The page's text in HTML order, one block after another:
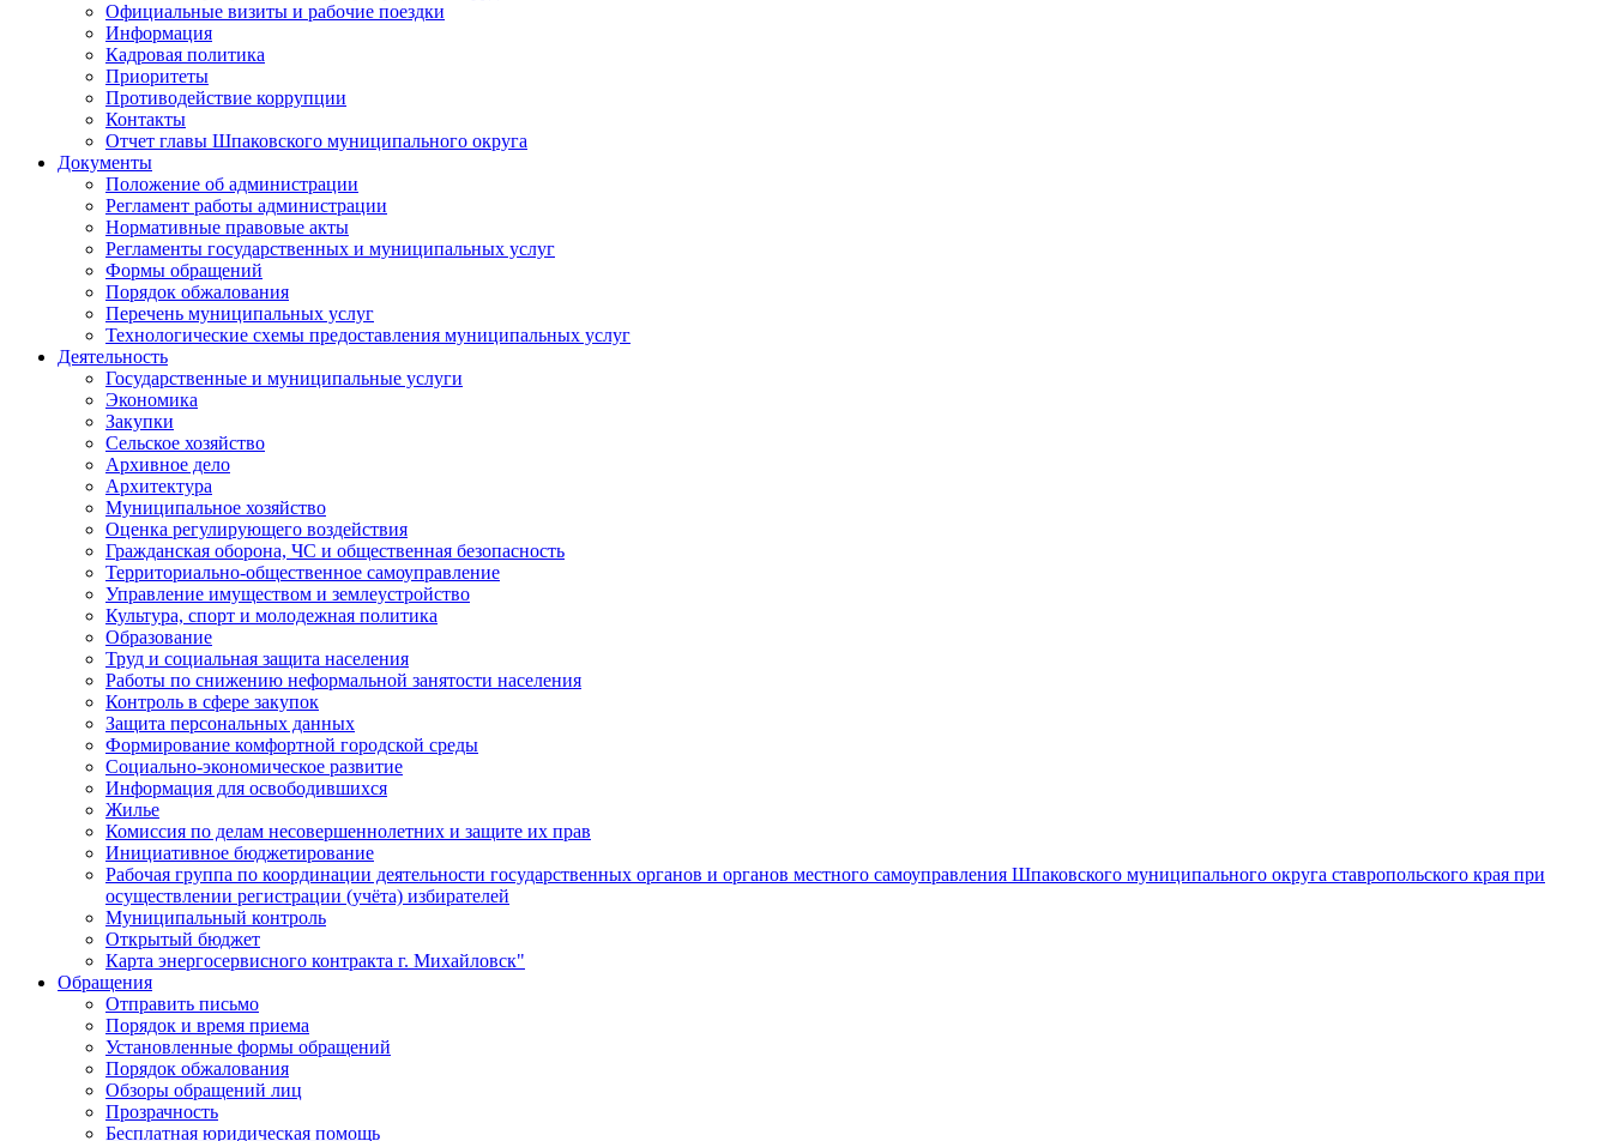
Официальные визиты и рабочие поездки
Информация
Кадровая политика
Приоритеты
Противодействие коррупции
Контакты
Отчет главы Шпаковского муниципального округа
Документы
Положение об администрации
Регламент работы администрации
Нормативные правовые акты
Регламенты государственных и муниципальных услуг
Формы обращений
Порядок обжалования
Перечень муниципальных услуг
Технологические схемы предоставления муниципальных услуг
Деятельность
Государственные и муниципальные услуги
Экономика
Закупки
Сельское хозяйство
Архивное дело
Архитектура
Муниципальное хозяйство
Оценка регулирующего воздействия
Гражданская оборона, ЧС и общественная безопасность
Территориально-общественное самоуправление
Управление имуществом и землеустройство
Культура, спорт и молодежная политика
Образование
Труд и социальная защита населения
Работы по снижению неформальной занятости населения
Контроль в сфере закупок
Защита персональных данных
Формирование комфортной городской среды
Социально-экономическое развитие
Информация для освободившихся
Жилье
Комиссия по делам несовершеннолетних и защите их прав
Инициативное бюджетирование
Рабочая группа по координации деятельности государственных органов и органов местного самоуправления Шпаковского муниципального округа ставропольского края при
осуществлении регистрации (учёта) избирателей
Муниципальный контроль
Открытый бюджет
Карта энергосервисного контракта г. Михайловск"
Обращения
Отправить письмо
Порядок и время приема
Установленные формы обращений
Порядок обжалования
Обзоры обращений лиц
Прозрачность
Бесплатная юридическая помощь